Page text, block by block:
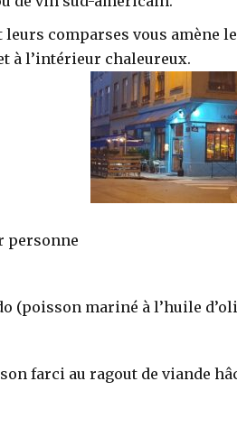
leurs comparses vous amène
à l’intérieur chaleureux.
personne
(poisson mariné à l’huile
farci au ragout de viande